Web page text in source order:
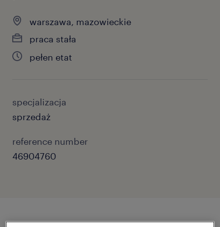
warszawa, mazowieckie
praca stała
pełen etat
specjalizacja
sprzedaż
reference number
46904760